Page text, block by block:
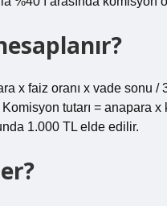
x faiz oranı x vade sonu
tutarı = anapara
1.000 TL elde edilir.